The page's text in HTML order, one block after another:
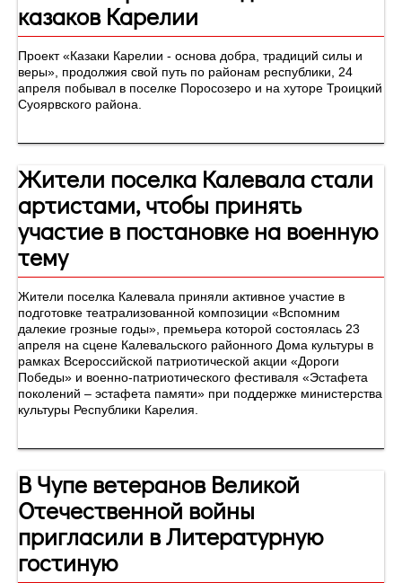
казаков Карелии
Проект «Казаки Карелии - основа добра, традиций силы и
веры», продолжия свой путь по районам республики, 24
апреля побывал в поселке Поросозеро и на хуторе Троицкий
Суоярвского района.
Жители поселка Калевала стали
артистами, чтобы принять
участие в постановке на военную
тему
Жители поселка Калевала приняли активное участие в
подготовке театрализованной композиции «Вспомним
далекие грозные годы», премьера которой состоялась 23
апреля на сцене Калевальского районного Дома культуры в
рамках Всероссийской патриотической акции «Дороги
Победы» и военно-патриотического фестиваля «Эстафета
поколений – эстафета памяти» при поддержке министерства
культуры Республики Карелия.
В Чупе ветеранов Великой
Отечественной войны
пригласили в Литературную
гостиную